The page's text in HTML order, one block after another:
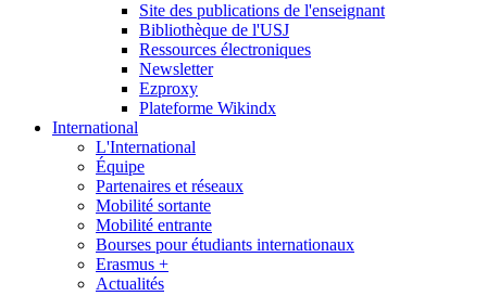
Site des publications de l'enseignant
Bibliothèque de l'USJ
Ressources électroniques
Newsletter
Ezproxy
Plateforme Wikindx
International
L'International
Équipe
Partenaires et réseaux
Mobilité sortante
Mobilité entrante
Bourses pour étudiants internationaux
Erasmus +
Actualités